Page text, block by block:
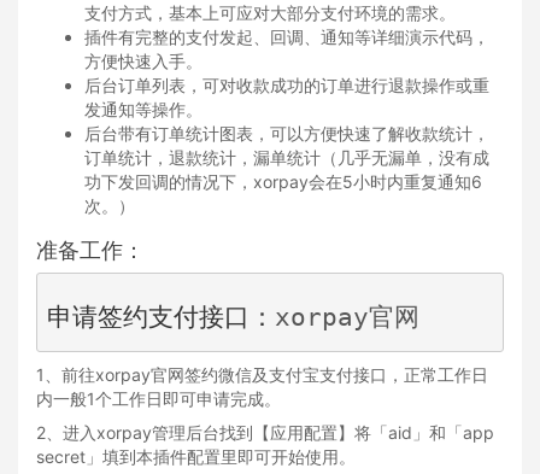
支付方式，基本上可应对大部分支付环境的需求。
插件有完整的支付发起、回调、通知等详细演示代码，
方便快速入手。
后台订单列表，可对收款成功的订单进行退款操作或重
发通知等操作。
后台带有订单统计图表，可以方便快速了解收款统计，
订单统计，退款统计，漏单统计（几乎无漏单，没有成
功下发回调的情况下，xorpay会在5小时内重复通知6
次。）
准备工作：
申请签约支付接口： xorpay官网
1、前往xorpay官网签约微信及支付宝支付接口，正常工作日
内一般1个工作日即可申请完成。
2、进入xorpay管理后台找到【应用配置】将「aid」和「app
secret」填到本插件配置里即可开始使用。